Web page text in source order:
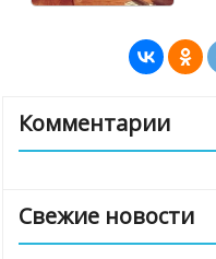
Комментарии
Свежие новости